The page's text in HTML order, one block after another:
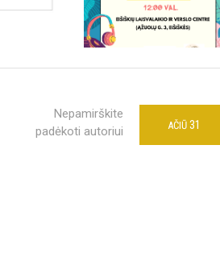
Nepamirškite
padėkoti autoriui
AČIŪ 31